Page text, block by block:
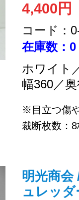
4,400円
コード：
在庫数：0
ホワイト
幅360／
※目立つ傷
裁断枚数：
明光商会
ュレッダ